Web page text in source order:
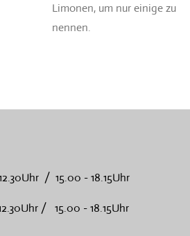
Limonen, um nur einige zu
nennen.
/ 15.00 - 18.15Uhr
/ 15.00 - 18.15Uhr